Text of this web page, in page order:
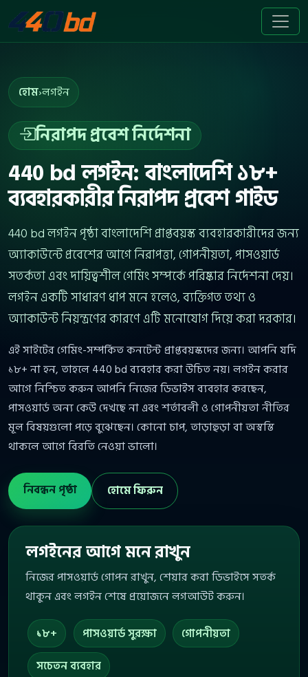
হোম›লগইন
নিরাপদ প্রবেশ নির্দেশনা
440 bd লগইন: বাংলাদেশি ১৮+
ব্যবহারকারীর নিরাপদ প্রবেশ গাইড
440 bd লগইন পৃষ্ঠা বাংলাদেশি প্রাপ্তবয়স্ক ব্যবহারকারীদের জন্য
অ্যাকাউন্টে প্রবেশের আগে নিরাপত্তা, গোপনীয়তা, পাসওয়ার্ড
সতর্কতা এবং দায়িত্বশীল গেমিং সম্পর্কে পরিষ্কার নির্দেশনা দেয়।
লগইন একটি সাধারণ ধাপ মনে হলেও, ব্যক্তিগত তথ্য ও
অ্যাকাউন্ট নিয়ন্ত্রণের কারণে এটি মনোযোগ দিয়ে করা দরকার।
এই সাইটের গেমিং-সম্পর্কিত কনটেন্ট প্রাপ্তবয়স্কদের জন্য। আপনি যদি
১৮+ না হন, তাহলে 440 bd ব্যবহার করা উচিত নয়। লগইন করার
আগে নিশ্চিত করুন আপনি নিজের ডিভাইস ব্যবহার করছেন,
পাসওয়ার্ড অন্য কেউ দেখছে না এবং শর্তাবলী ও গোপনীয়তা নীতির
মূল বিষয়গুলো পড়ে বুঝেছেন। কোনো চাপ, তাড়াহুড়া বা অস্বস্তি
থাকলে আগে বিরতি নেওয়া ভালো।
নিবন্ধন পৃষ্ঠা হোমে ফিরুন
লগইনের আগে মনে রাখুন
নিজের পাসওয়ার্ড গোপন রাখুন, শেয়ার করা ডিভাইসে সতর্ক
থাকুন এবং লগইন শেষে প্রয়োজনে লগআউট করুন।
১৮+ পাসওয়ার্ড সুরক্ষা
গোপনীয়তা
সচেতন ব্যবহার